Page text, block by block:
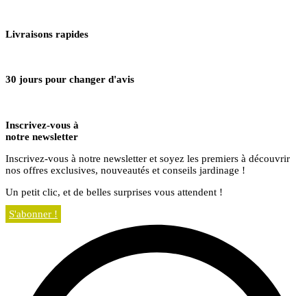
Livraisons rapides
30 jours pour changer d'avis
Inscrivez-vous à
notre newsletter
Inscrivez-vous à notre newsletter et soyez les premiers à découvrir
nos offres exclusives, nouveautés et conseils jardinage !
Un petit clic, et de belles surprises vous attendent !
S'abonner !